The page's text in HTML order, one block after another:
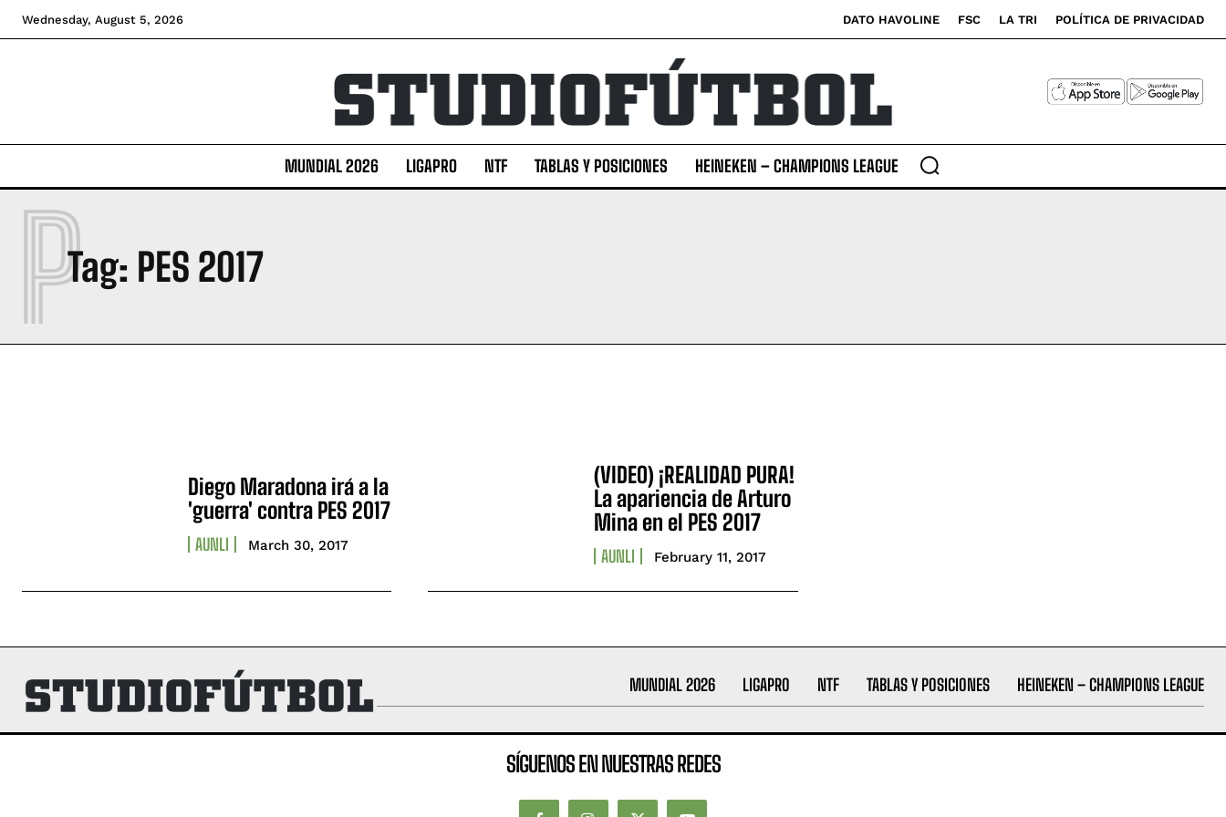
Wednesday, August 5, 2026 DATO HAVOLINE FSC LA TRI POLÍTICA DE PRIVACIDAD
MUNDIAL 2026 LIGAPRO NTF TABLAS Y POSICIONES HEINEKEN – CHAMPIONS LEAGUE
Tag: PES 2017
P
Diego Maradona irá a la
'guerra' contra PES 2017
AUNLI March 30, 2017
(VIDEO) ¡REALIDAD PURA!
La apariencia de Arturo
Mina en el PES 2017
AUNLI February 11, 2017
MUNDIAL 2026 LIGAPRO NTF TABLAS Y POSICIONES HEINEKEN – CHAMPIONS LEAGUE
SÍGUENOS EN NUESTRAS REDES